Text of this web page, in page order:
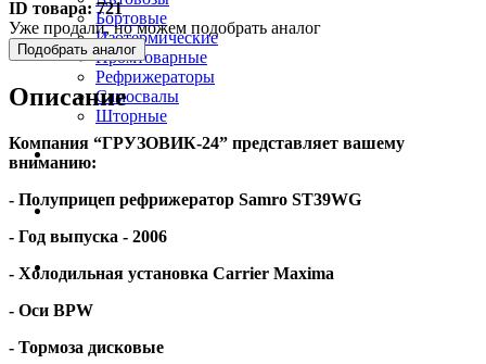
Бортовые
Изотермические
Промтоварные
Рефрижераторы
Самосвалы
Шторные
Коммерческие авто
Автобусы
Спецтехника
ID товара:721
Уже продали, но можем подобрать аналог
Подобрать аналог
Описание
Компания “ГРУЗОВИК-24” представляет вашему
вниманию:
- Полуприцеп рефрижератор Samro ST39WG
- Год выпуска - 2006
- Холодильная установка Carrier Maxima
- Оси BPW
- Тормоза дисковые